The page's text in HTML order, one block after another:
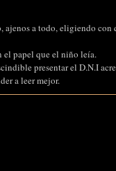
a todo, eligiendo
el papel que el niño leía.
presentar el D.N.I
a leer mejor.